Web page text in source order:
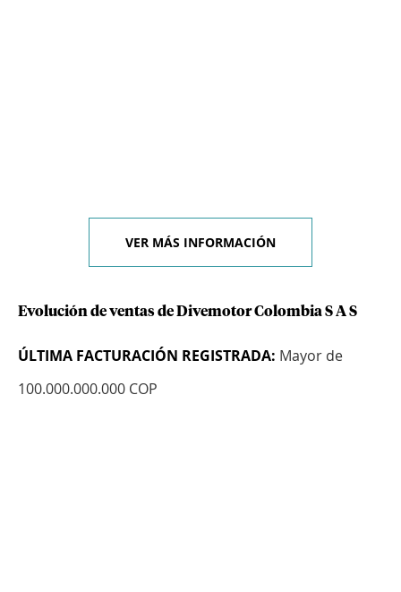
VER MÁS INFORMACIÓN
Evolución de ventas de Divemotor Colombia S A S
ÚLTIMA FACTURACIÓN REGISTRADA: Mayor de
100.000.000.000 COP